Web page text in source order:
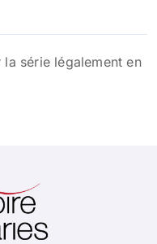
série légalement en